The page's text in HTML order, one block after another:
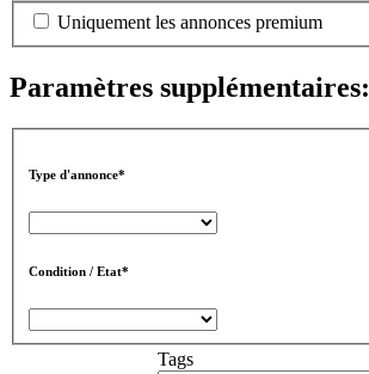
Uniquement les annonces premium
Paramètres supplémentaires:
Type d'annonce*
Condition / Etat*
Tags